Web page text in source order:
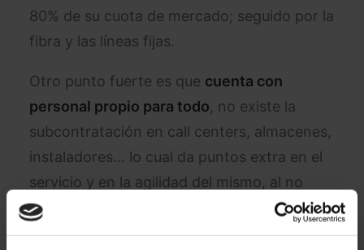
80% de su cuota de mercado; seguido por la
fibra y las líneas fijas.
Otro punto fuerte es que cuenta con
personal propio para todo, no existe la
subcontratación en call centers, almacenes,
instaladores… lo cual da puntos extra en el
servicio y en la agilidad del mismo, al no
tener que depender de ninguna otra
empresa.